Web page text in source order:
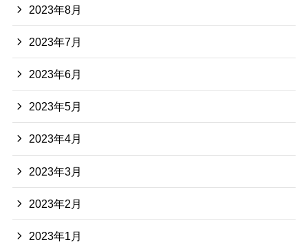
2023年8月
2023年7月
2023年6月
2023年5月
2023年4月
2023年3月
2023年2月
2023年1月